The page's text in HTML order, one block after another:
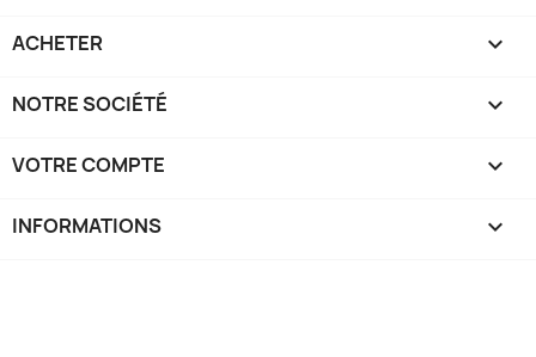
ACHETER 
NOTRE SOCIÉTÉ 
VOTRE COMPTE 
INFORMATIONS keyboard_arrow_down